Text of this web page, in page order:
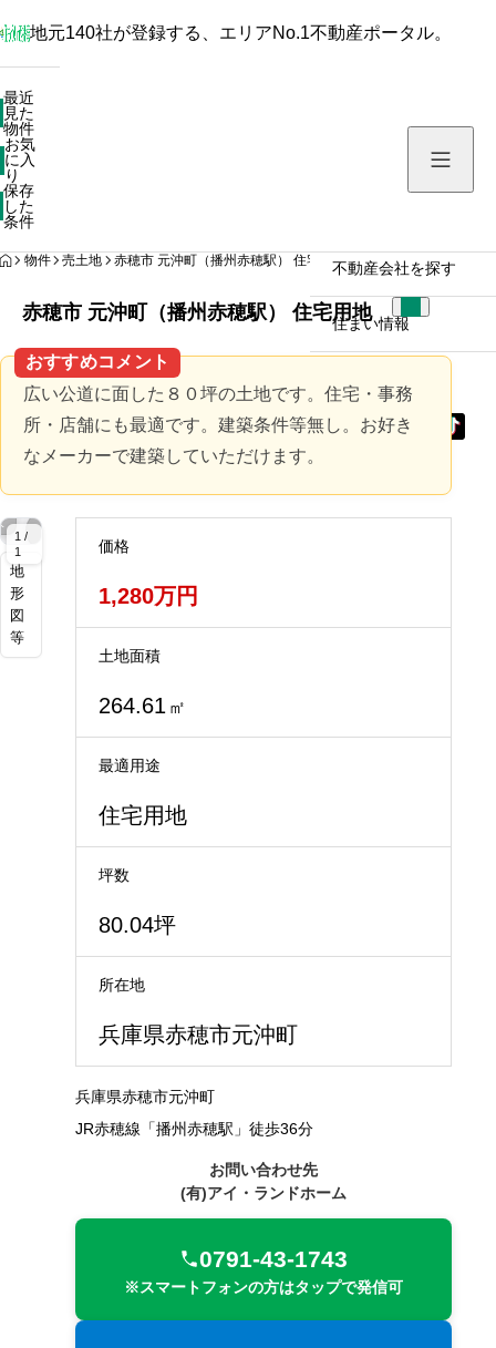
保存した条件
不動産会社を探す
住まい情報
地元140社が登録する、エリアNo.1不動産ポータル。
最近
見た
物件
お気
に入
り
保存
した
条件
HOME
物件 売土地 赤穂市 元沖町（播州赤穂駅） 住宅用地
赤穂市 元沖町（播州赤穂駅） 住宅用地
おすすめコメント
広い公道に面した８０坪の土地です。住宅・事務
所・店舗にも最適です。建築条件等無し。お好き
なメーカーで建築していただけます。
1 /
1
大
大
地
形
図
等
価格
1,280万円
土地面積
264.61 ㎡
最適用途
住宅用地
坪数
80.04坪
所在地
兵庫県赤穂市元沖町
兵庫県赤穂市元沖町
JR赤穂線「播州赤穂駅」徒歩36分
お問い合わせ先
(有)アイ・ランドホーム
0791-43-1743
※スマートフォンの方はタップで発信可